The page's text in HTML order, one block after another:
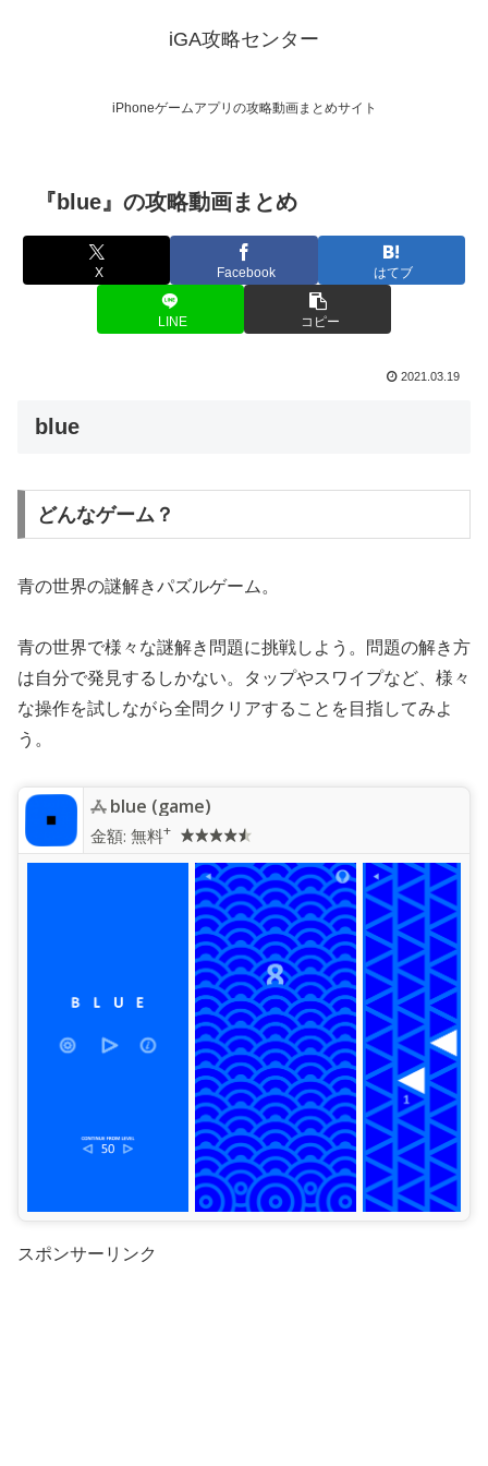
iGA攻略センター
iPhoneゲームアプリの攻略動画まとめサイト
『blue』の攻略動画まとめ
X Facebook はてブ
LINE コピー
2021.03.19
blue
どんなゲーム？
青の世界の謎解きパズルゲーム。
青の世界で様々な謎解き問題に挑戦しよう。問題の解き方
は自分で発見するしかない。タップやスワイプなど、様々
な操作を試しながら全問クリアすることを目指してみよ
う。
blue (game)
金額: 無料+
スポンサーリンク